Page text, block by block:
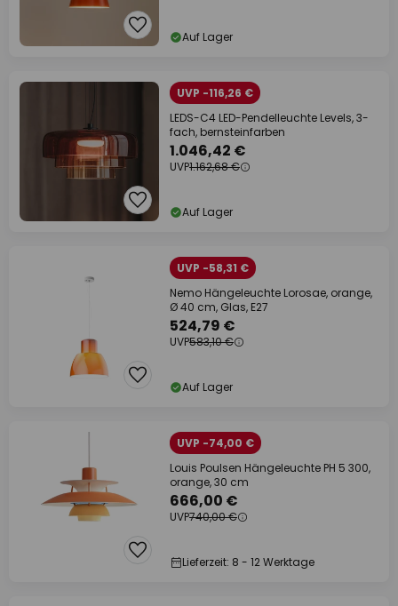
Auf Lager
UVP -116,26 €
LEDS-C4 LED-Pendelleuchte Levels, 3-
fach, bernsteinfarben
1.046,42 €
UVP1.162,68 €
Auf Lager
UVP -58,31 €
Nemo Hängeleuchte Lorosae, orange,
Ø 40 cm, Glas, E27
524,79 €
UVP583,10 €
Auf Lager
UVP -74,00 €
Louis Poulsen Hängeleuchte PH 5 300,
orange, 30 cm
666,00 €
UVP740,00 €
Lieferzeit: 8 - 12 Werktage